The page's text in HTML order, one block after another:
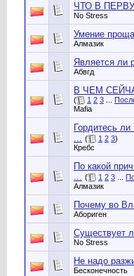
ЧТО В
No Stress
Умение
Алмазик
Является ли
Абвгд
В ЧЕМ
( 1 2 3
Mafia
Гордитесь
... ( 1 2 3)
Кребс
По какой
... ( 1 2 3
Алмазик
Почему во
Абориген
Существует
No Stress
Не надо
Бесконечность